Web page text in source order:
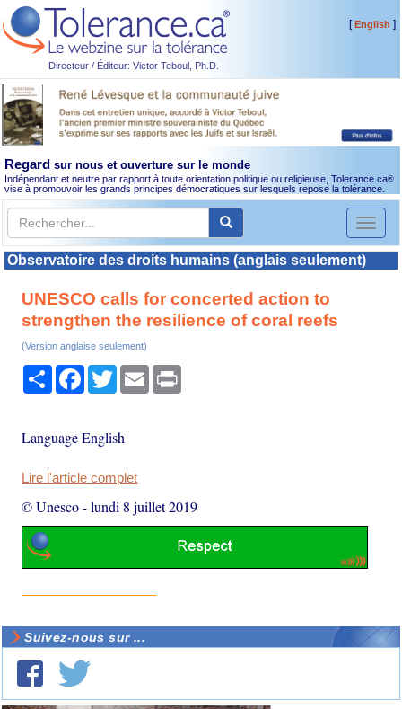
Directeur / Éditeur: Victor Teboul, Ph.D.
[English ]
Regard sur nous et ouverture sur le monde
Indépendant et neutre par rapport à toute orientation politique ou religieuse, Tolerance.ca®
vise à promouvoir les grands principes démocratiques sur lesquels repose la tolérance.
Toggle
Observatoire des droits humains (anglais seulement)
UNESCO calls for concerted action to
strengthen the resilience of coral reefs
(Version anglaise seulement)
PartagerFacebook
TwitterEmail
Language English
Lire l'article complet
© Unesco-lundi 8 juillet 2019
Suivez-nous sur ...